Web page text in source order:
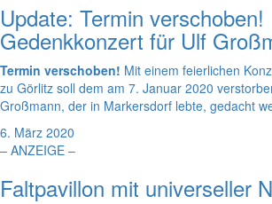
Update: Termin verschoben!
Gedenkkonzert für Ulf
Termin verschoben! Mit einem feierlichen
zu Görlitz soll dem am 7. Januar 2020
Großmann, der in Markersdorf lebte, gedacht
6. März 2020
– ANZEIGE –
Faltpavillon mit universeller